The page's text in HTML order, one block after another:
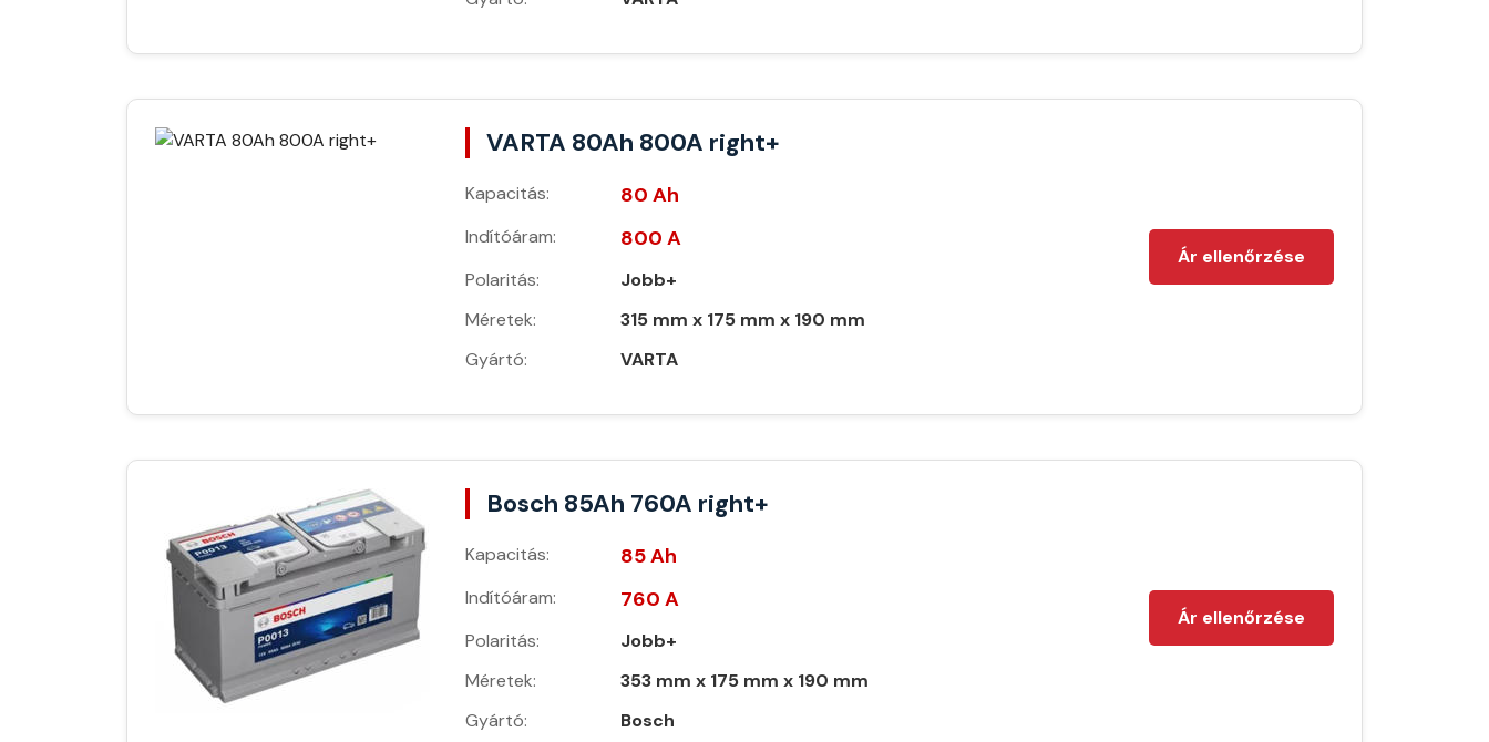
VARTA 80Ah 800A right+
Kapacitás: 80 Ah
Indítóáram: 800 A
Polaritás:
Jobb+
Méretek:
315 mm x 175 mm x 190 mm
Gyártó:
VARTA
Ár ellenőrzése
Bosch 85Ah 760A right+
Kapacitás: 85 Ah
Indítóáram: 760 A
Polaritás:
Jobb+
Méretek:
353 mm x 175 mm x 190 mm
Gyártó:
Bosch
Ár ellenőrzése